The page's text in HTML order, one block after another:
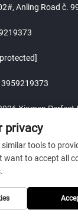
Anling Road č.
Xiamen Perfect
privacy
similar tools to
want to accept all